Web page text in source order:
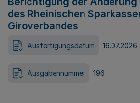
des Rheinischen
Giroverbandes
Ausfertigungsdatum 16.07.2026
Ausgabennummer 196